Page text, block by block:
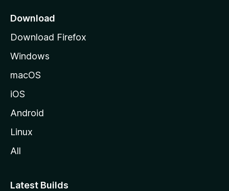
Download
Download Firefox
Windows
macOS
iOS
Android
Linux
All
Latest Builds